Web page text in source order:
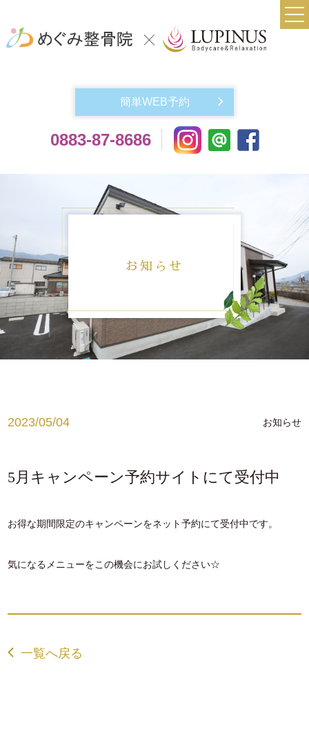
簡単WEB予約
0883-87-8686
実費メニュー料金
交通事故によるケガでお悩みの方
機材紹介
お問い合わせ
スタッフ紹介
お知らせ
腰痛でお悩みの方
medical
メディセル
脱毛
お知らせ
2023/05/04 お知らせ
5月キャンペーン予約サイトにて受付中
お得な期間限定のキャンペーンをネット予約にて受付中です。
気になるメニューをこの機会にお試しください☆
一覧へ戻る